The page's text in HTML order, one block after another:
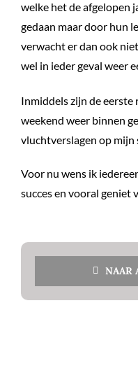
welke het de afgelopen
gedaan maar door hun
verwacht er dan ook
wel in ieder geval weer
Inmiddels zijn de eerste
weekend weer binnen
vluchtverslagen op mijn
Voor nu wens ik
succes en vooral geniet
NAAR